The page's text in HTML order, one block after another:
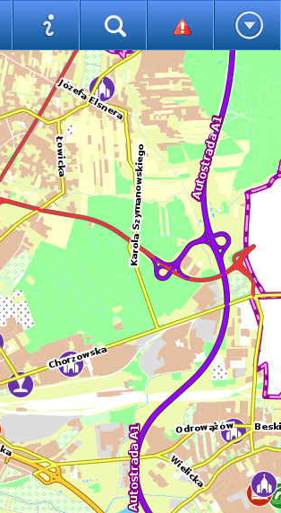
Pomiary
Legenda
Wyszukiwarka uniwersalna
Statystyki
Pomoc
Wersja językowa
Mapa